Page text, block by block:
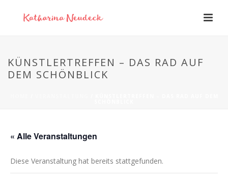
KÜNSTLERTREFFEN – DAS RAD AUF
DEM SCHÖNBLICK
« Alle Veranstaltungen
Diese Veranstaltung hat bereits stattgefunden.